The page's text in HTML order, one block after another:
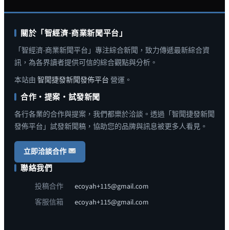
關於「智經濟-商業新聞平台」
「智經濟-商業新聞平台」專注綜合新聞，致力傳遞最新綜合資
訊，為各界讀者提供可信的綜合觀點與分析。
本站由 智聞捷發新聞發佈平台 營運。
合作・提案・試發新聞
各行各業的合作與提案，我們都樂於洽談。透過「智聞捷發新聞
發佈平台」試發新聞稿，協助您的品牌與訊息被更多人看見。
立即洽談合作
聯絡我們
投稿合作
ecoyah+115@gmail.com
客服信箱
ecoyah+115@gmail.com